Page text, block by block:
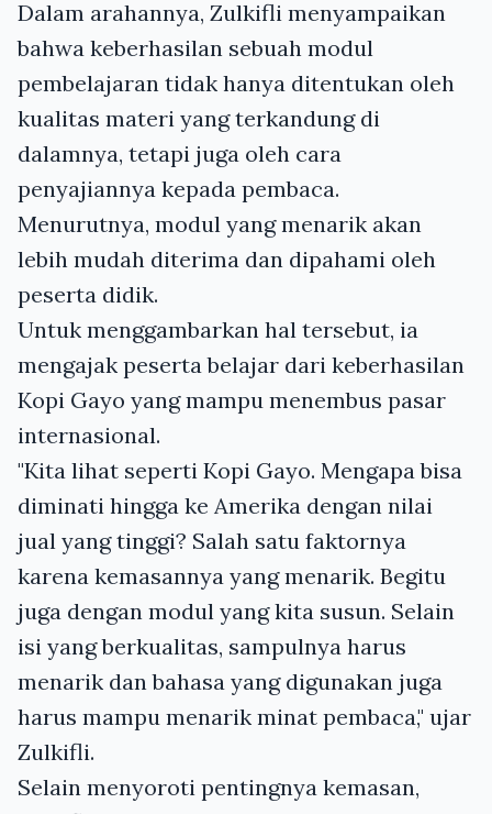
Dalam arahannya, Zulkifli menyampaikan
bahwa keberhasilan sebuah modul
pembelajaran tidak hanya ditentukan oleh
kualitas materi yang terkandung di
dalamnya, tetapi juga oleh cara
penyajiannya kepada pembaca.
Menurutnya, modul yang menarik akan
lebih mudah diterima dan dipahami oleh
peserta didik.
Untuk menggambarkan hal tersebut, ia
mengajak peserta belajar dari keberhasilan
Kopi Gayo yang mampu menembus pasar
internasional.
"Kita lihat seperti Kopi Gayo. Mengapa bisa
diminati hingga ke Amerika dengan nilai
jual yang tinggi? Salah satu faktornya
karena kemasannya yang menarik. Begitu
juga dengan modul yang kita susun. Selain
isi yang berkualitas, sampulnya harus
menarik dan bahasa yang digunakan juga
harus mampu menarik minat pembaca," ujar
Zulkifli.
Selain menyoroti pentingnya kemasan,